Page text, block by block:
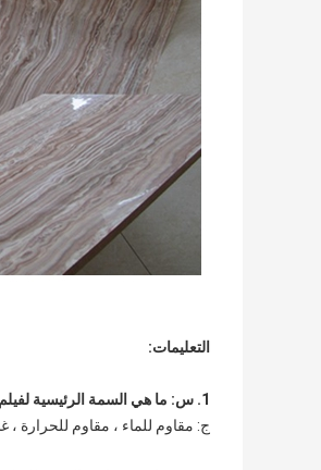
التعليمات:
1. س: ما هي السمة الرئيسية لفيلم الزخرفة PVC الحبوب الرخامية؟
ج: مقاوم للماء ، مقاوم للحرارة ،